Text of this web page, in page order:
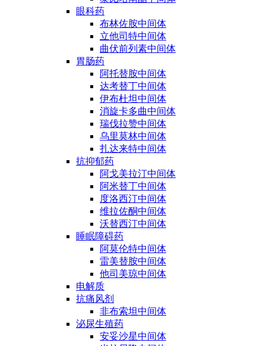
眼科药
布林佐胺中间体
立他司特中间体
曲伏前列素中间体
胃肠药
阿托替胺中间体
达考替丁中间体
伊布杜坦中间体
消旋卡多曲中间体
瑞伐拉赞中间体
乌里莫林中间体
扎达来特中间体
抗抑郁药
阿戈美拉汀中间体
阿米替丁中间体
度洛西汀中间体
维拉佐酮中间体
沃替西汀中间体
睡眠障碍药
阿莫伦特中间体
雷美替胺中间体
他司美琼中间体
电解质
抗痛风剂
非布索坦中间体
泌尿生殖药
安妥沙星中间体